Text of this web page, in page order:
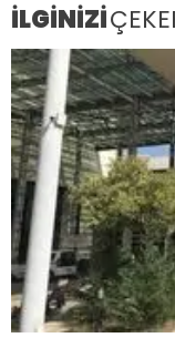
İLGİNİZİ